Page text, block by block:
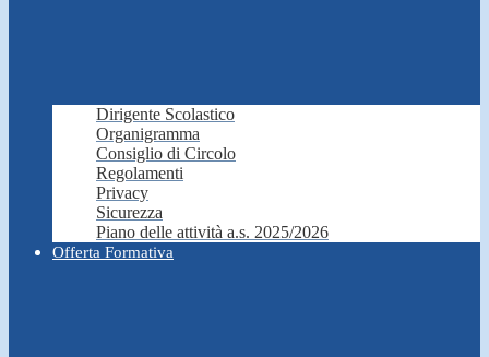
Dirigente Scolastico
Organigramma
Consiglio di Circolo
Regolamenti
Privacy
Sicurezza
Piano delle attività a.s. 2025/2026
Offerta Formativa